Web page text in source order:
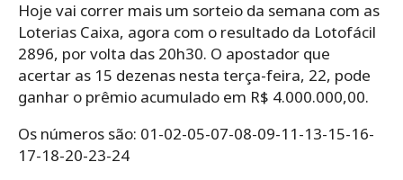
Hoje vai correr mais um sorteio da semana com as
Loterias Caixa, agora com o resultado da Lotofácil
2896, por volta das 20h30. O apostador que
acertar as 15 dezenas nesta terça-feira, 22, pode
ganhar o prêmio acumulado em R$ 4.000.000,00.
Os números são: 01-02-05-07-08-09-11-13-15-16-
17-18-20-23-24